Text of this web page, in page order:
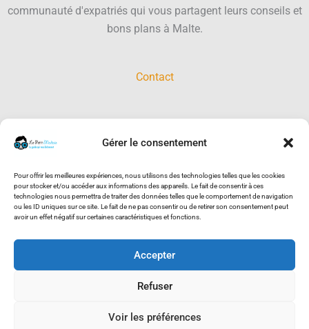
Gérer le consentement
Pour offrir les meilleures expériences, nous utilisons des technologies telles que les cookies
pour stocker et/ou accéder aux informations des appareils. Le fait de consentir à ces
technologies nous permettra de traiter des données telles que le comportement de navigation
ou les ID uniques sur ce site. Le fait de ne pas consentir ou de retirer son consentement peut
avoir un effet négatif sur certaines caractéristiques et fonctions.
Accepter
Refuser
Voir les préférences
communauté d'expatriés qui vous partagent leurs conseils et
bons plans à Malte.
Contact
RECHERCHER SUR LE SITE :